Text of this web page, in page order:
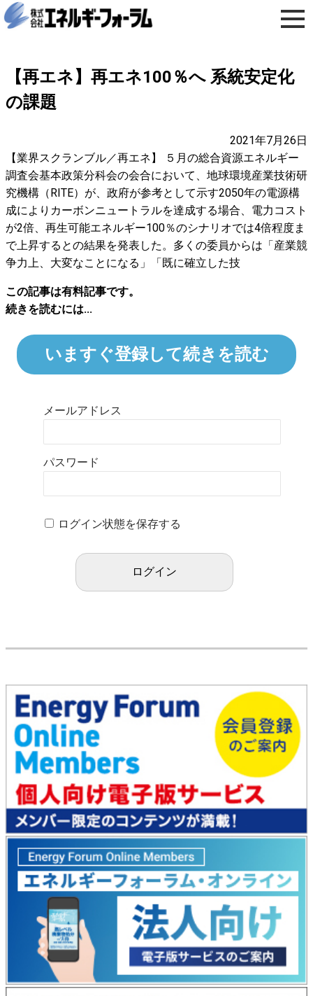
【再エネ】再エネ100％へ 系統安定化
の課題
2021年7月26日
【業界スクランブル／再エネ】 ５月の総合資源エネルギー
調査会基本政策分科会の会合において、地球環境産業技術研
究機構（RITE）が、政府が参考として示す2050年の電源構
成によりカーボンニュートラルを達成する場合、電力コスト
が2倍、再生可能エネルギー100％のシナリオでは4倍程度ま
で上昇するとの結果を発表した。多くの委員からは「産業競
争力上、大変なことになる」「既に確立した技
この記事は有料記事です。
続きを読むには...
いますぐ登録して続きを読む
メールアドレス
パスワード
ログイン状態を保存する